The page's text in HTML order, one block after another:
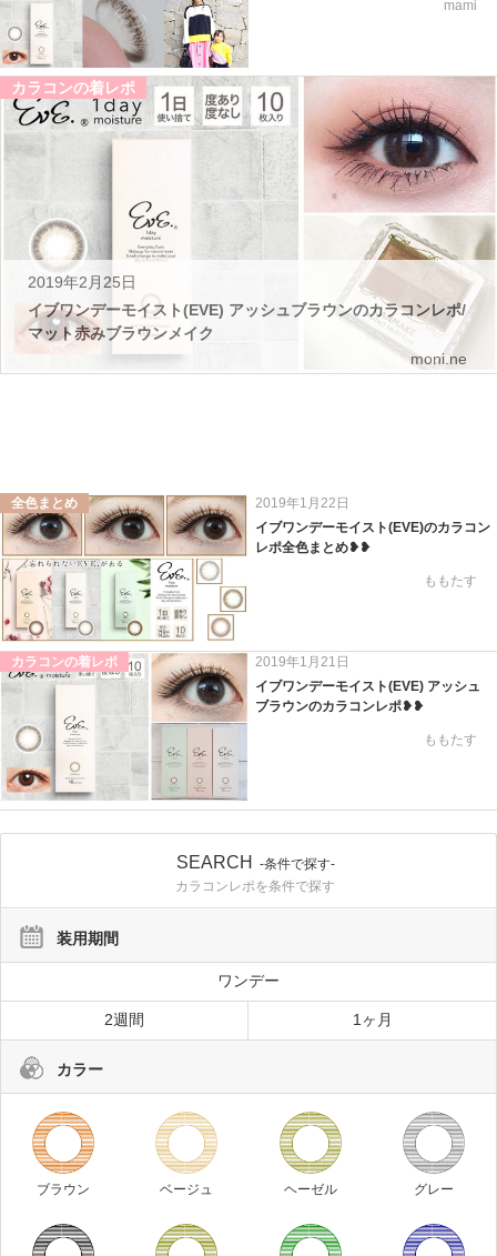
mami
カラコンの着レポ
2019年2月25日
イブワンデーモイスト(EVE) アッシュブラウンのカラコンレポ/
マット赤みブラウンメイク
moni.ne
全色まとめ
2019年1月22日
イブワンデーモイスト(EVE)のカラコン
レポ全色まとめ❥❥
ももたす
カラコンの着レポ
2019年1月21日
イブワンデーモイスト(EVE) アッシュ
ブラウンのカラコンレポ❥❥
ももたす
SEARCH
-条件で探す-
カラコンレポを条件で探す
装用期間
ワンデー
2週間 1ヶ月
カラー
ブラウン ベージュ ヘーゼル グレー